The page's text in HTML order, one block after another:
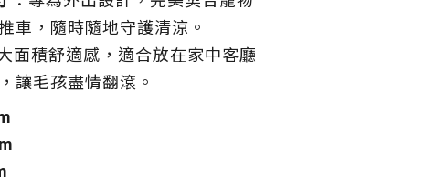
車，隨時隨地守護清涼。
面積舒適感，適合放在家中客廳
讓毛孩盡情翻滾。